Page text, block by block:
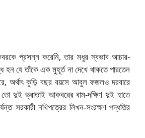
প্রসন্ন করেনি, তার মধুর স্বভাব আচার-
হন যে তাঁকে এক মুহূর্ত না দেখে থাকতে পারতেন
অর্থাৎ কুড়ি বছর বয়সে আবুল ফজলও দরবারে
দুই ভ্রাতাই আকবরের বাম-দক্ষিণ দুই হাতে
সরকারী নথিপত্রের লিখন-সংরক্ষণ পদ্ধতির